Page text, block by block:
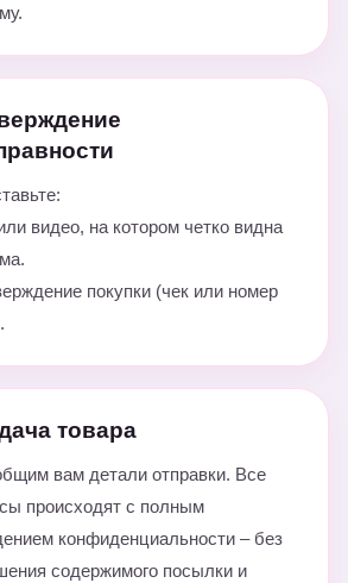
видео, на котором четко видна
покупки (чек или номер
товара
вам детали отправки. Все
происходят с полным
конфиденциальности – без
содержимого посылки и